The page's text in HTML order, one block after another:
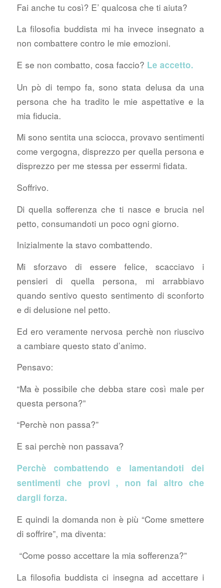
Fai anche tu così? E’ qualcosa che ti aiuta?
La filosofia buddista mi ha invece insegnato a
non combattere contro le mie emozioni.
E se non combatto, cosa faccio? Le accetto.
Un pò di tempo fa, sono stata delusa da una
persona che ha tradito le mie aspettative e la
mia fiducia.
Mi sono sentita una sciocca, provavo sentimenti
come vergogna, disprezzo per quella persona e
disprezzo per me stessa per essermi fidata.
Soffrivo.
Di quella sofferenza che ti nasce e brucia nel
petto, consumandoti un poco ogni giorno.
Inizialmente la stavo combattendo.
Mi sforzavo di essere felice, scacciavo i
pensieri di quella persona, mi arrabbiavo
quando sentivo questo sentimento di sconforto
e di delusione nel petto.
Ed ero veramente nervosa perchè non riuscivo
a cambiare questo stato d’animo.
Pensavo:
“Ma è possibile che debba stare così male per
questa persona?”
“Perchè non passa?”
E sai perchè non passava?
Perchè combattendo e lamentandoti dei
sentimenti che provi , non fai altro che
dargli forza.
E quindi la domanda non è più “Come smettere
di soffrire”, ma diventa:
“Come posso accettare la mia sofferenza?”
La filosofia buddista ci insegna ad accettare i